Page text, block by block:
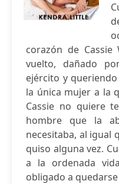
corazón de
vuelto, dañado
ejército y
la única mujer a la
Cassie no quiere
hombre que la
necesitaba, al igual
quiso alguna vez.
a la ordenada
obligado a